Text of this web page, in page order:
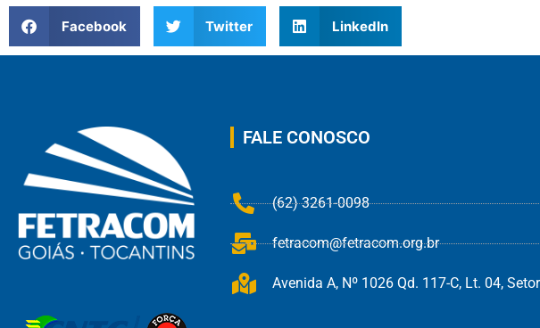
Facebook Twitter LinkedIn
FALE CONOSCO
(62) 3261-0098
fetracom@fetracom.org.br
Avenida A, Nº 1026 Qd. 117-C, Lt. 04,